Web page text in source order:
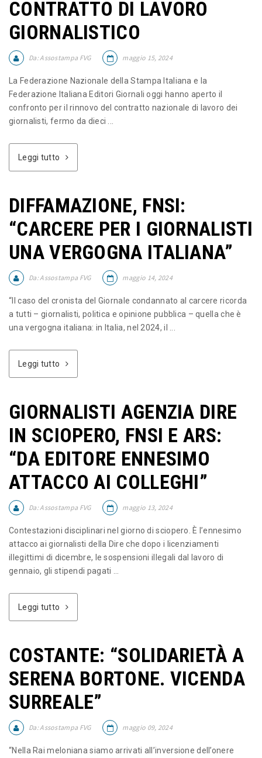
CONTRATTO DI LAVORO
GIORNALISTICO
Da:Assostampa FVG maggio 15, 2024
La Federazione Nazionale della Stampa Italiana e la
Federazione Italiana Editori Giornali oggi hanno aperto il
confronto per il rinnovo del contratto nazionale di lavoro dei
giornalisti, fermo da dieci ...
Leggi tutto
DIFFAMAZIONE, FNSI:
“CARCERE PER I GIORNALISTI
UNA VERGOGNA ITALIANA”
Da:Assostampa FVG maggio 14, 2024
“Il caso del cronista del Giornale condannato al carcere ricorda
a tutti – giornalisti, politica e opinione pubblica – quella che è
una vergogna italiana: in Italia, nel 2024, il ...
Leggi tutto
GIORNALISTI AGENZIA DIRE
IN SCIOPERO, FNSI E ARS:
“DA EDITORE ENNESIMO
ATTACCO AI COLLEGHI”
Da:Assostampa FVG maggio 13, 2024
Contestazioni disciplinari nel giorno di sciopero. È l’ennesimo
attacco ai giornalisti della Dire che dopo i licenziamenti
illegittimi di dicembre, le sospensioni illegali dal lavoro di
gennaio, gli stipendi pagati ...
Leggi tutto
COSTANTE: “SOLIDARIETÀ A
SERENA BORTONE. VICENDA
SURREALE”
Da:Assostampa FVG maggio 09, 2024
“Nella Rai meloniana siamo arrivati all’inversione dell’onere